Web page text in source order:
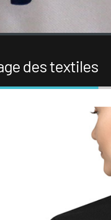
des textiles